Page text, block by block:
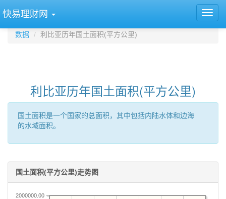
快易理财网
数据 利比亚历年国土面积(平方公里)
利比亚历年国土面积(平方公里)
国土面积是一个国家的总面积，其中包括内陆水体和边海
的水域面积。
国土面积(平方公里)走势图
2000000.00